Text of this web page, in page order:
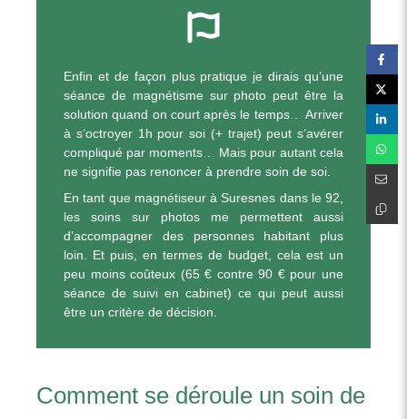
Enfin et de façon plus pratique je dirais qu’une
séance de magnétisme sur photo peut être la
solution quand on court après le temps… Arriver
à s’octroyer 1h pour soi (+ trajet) peut s’avérer
compliqué par moments… Mais pour autant cela
ne signifie pas renoncer à prendre soin de soi.
En tant que magnétiseur à Suresnes dans le 92,
les soins sur photos me permettent aussi
d’accompagner des personnes habitant plus
loin. Et puis, en termes de budget, cela est un
peu moins coûteux (65 € contre 90 € pour une
séance de suivi en cabinet) ce qui peut aussi
être un critère de décision.
Comment se déroule un soin de